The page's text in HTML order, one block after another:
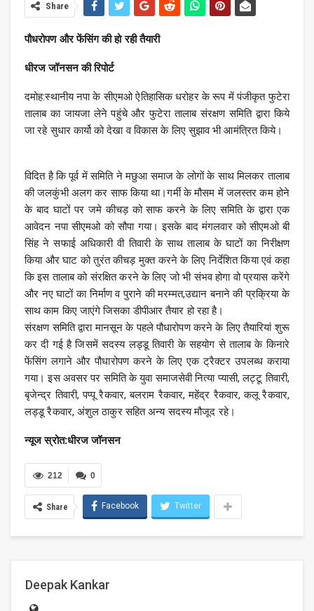
Share
पौधरोपण और फेंसिंग की हो रही तैयारी
धीरज जॉनसन की रिपोर्ट
दमोह:स्थानीय नपा के सीएमओ ऐतिहासिक धरोहर के रूप में पंजीकृत फुटेरा
तालाब का जायजा लेने पहुंचे और फुटेरा तालाब संरक्षण समिति द्वारा किये
जा रहे सुधार कार्यो को देखा व विकास के लिए सुझाव भी आमंत्रित किये।
विदित है कि पूर्व में समिति ने मछुआ समाज के लोगों के साथ मिलकर तालाब
की जलकुंभी अलग कर साफ किया था।गर्मी के मौसम में जलस्तर कम होने
के बाद घाटों पर जमे कीचड़ को साफ करने के लिए समिति के द्वारा एक
आवेदन नपा सीएमओ को सौपा गया। इसके बाद मंगलवार को सीएमओ बी
सिंह ने सफाई अधिकारी वी तिवारी के साथ तालाब के घाटों का निरीक्षण
किया और घाट को तुरंत कीचड़ मुक्त करने के लिए निर्देशित किया एवं कहा
कि इस तालाब को संरक्षित करने के लिए जो भी संभव होगा वो प्रयास करेंगे
और नए घाटों का निर्माण व पुराने की मरम्मत,उद्यान बनाने की प्रक्रिया के
साथ काम किए जाएंगे जिसका डीपीआर तैयार हो रहा है।
संरक्षण समिति द्वारा मानसून के पहले पौधारोपण करने के लिए तैयारियां शुरू
कर दी गई है जिसमें सदस्य लड्डू तिवारी के सहयोग से तालाब के किनारे
फेंसिंग लगाने और पौधारोपण करने के लिए एक ट्रैक्टर उपलब्ध कराया
गया। इस अवसर पर समिति के युवा समाजसेवी नित्या प्यासी, लट्टू तिवारी,
बृजेन्द्र तिवारी, पप्पू रैकवार, बलराम रैकवार, महेंद्र रैकवार, कलू रैकवार,
लड्डू रैकवार, अंशुल ठाकुर सहित अन्य सदस्य मौजूद रहे।
न्यूज स्रोत:धीरज जॉनसन
0
212
Share Facebook Twitter
Deepak Kankar